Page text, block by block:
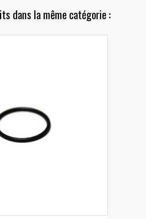
dans la même catégorie :